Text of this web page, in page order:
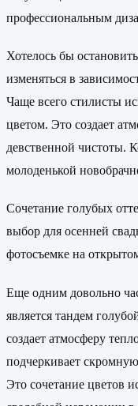
профессиональным
Хотелось бы
изменяться в
Чаще всего стилисты
цветом. Это создает
девственной чистоты.
молоденькой
Сочетание голубых
выбор для осенней
фотосъемке на
Еще одним довольно
является тандем
создает атмосферу
подчеркивает
Это сочетание цветов